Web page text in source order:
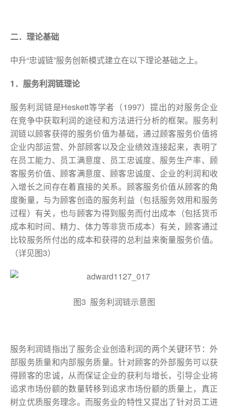
二．理论基础
中升“忠诚链”服务创新模式建立在以下理论基础之上。
1．服务利润链理论
服务利润链是Heskett等学者（1997）提出的对服务企业
在竞争中获取利润的途径和方法进行分析的框架。服务利
润链以顾客获得的服务价值为基础，通过顾客服务价值将
企业内部运营、外部顾客以及企业绩效连接起来，表明了
在员工能力、员工满意度、员工忠诚度、服务生产率、顾
客服务价值、顾客满意度、顾客忠诚度、企业的利润和收
入增长之间存在着直接的关系。顾客服务价值从顾客的角
度衡量，与为顾客创造的服务利益（包括服务效用和服务
过程）有关，也与顾客为得到服务而付出成本（包括货币
成本和时间、精力、体力等非货币成本）有关，顾客通过
比较服务所付出的成本和获得的总利益来衡量服务价值。
（详见图3）
图3 服务利润链示意图
服务利润链指出了服务企业创造利润的两个关键环节：外
部服务质量和内部服务质量。针对顾客的外部服务可以获
得顾客的忠诚，从而保证企业的获利与增长，引导企业将
追求市场份额的数量转移到追求市场份额的质量上，真正
树立优质服务理念。而服务业的特性又提出了针对员工进